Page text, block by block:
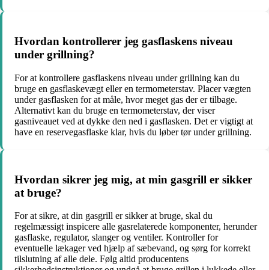
Hvordan kontrollerer jeg gasflaskens niveau
under grillning?
For at kontrollere gasflaskens niveau under grillning kan du
bruge en gasflaskevægt eller en termometerstav. Placer vægten
under gasflasken for at måle, hvor meget gas der er tilbage.
Alternativt kan du bruge en termometerstav, der viser
gasniveauet ved at dykke den ned i gasflasken. Det er vigtigt at
have en reservegasflaske klar, hvis du løber tør under grillning.
Hvordan sikrer jeg mig, at min gasgrill er sikker
at bruge?
For at sikre, at din gasgrill er sikker at bruge, skal du
regelmæssigt inspicere alle gasrelaterede komponenter, herunder
gasflaske, regulator, slanger og ventiler. Kontroller for
eventuelle lækager ved hjælp af sæbevand, og sørg for korrekt
tilslutning af alle dele. Følg altid producentens